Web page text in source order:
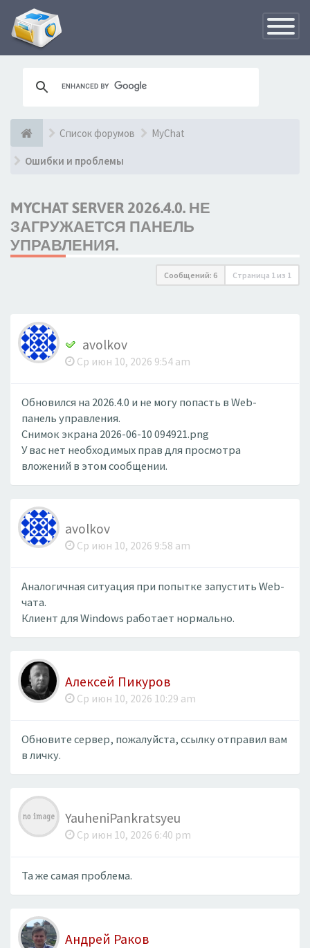
Список форумов MyChat
Ошибки и проблемы
MYCHAT SERVER 2026.4.0. НЕ
ЗАГРУЖАЕТСЯ ПАНЕЛЬ
УПРАВЛЕНИЯ.
Сообщений: 6 Страница 1 из 1
avolkov
Ср июн 10, 2026 9:54 am
Обновился на 2026.4.0 и не могу попасть в Web-
панель управления.
Снимок экрана 2026-06-10 094921.png
У вас нет необходимых прав для просмотра
вложений в этом сообщении.
avolkov
Ср июн 10, 2026 9:58 am
Аналогичная ситуация при попытке запустить Web-
чата.
Клиент для Windows работает нормально.
Алексей Пикуров
Ср июн 10, 2026 10:29 am
Обновите сервер, пожалуйста, ссылку отправил вам
в личку.
YauheniPankratsyeu
Ср июн 10, 2026 6:40 pm
Та же самая проблема.
Андрей Раков